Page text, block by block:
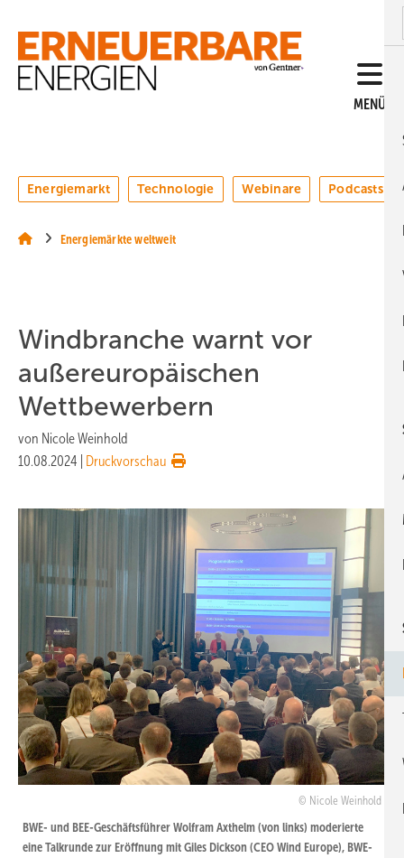
Hauptinhalt
Hauptmenü
SiteSearch
MENÜ
Energiemarkt Technologie Webinare Podcasts
Energiemärkte weltweit
Windbranche warnt vor
außereuropäischen
Wettbewerbern
von Nicole Weinhold
10.08.2024
Druckvorschau
Nicole Weinhold
BWE- und BEE-Geschäftsführer Wolfram Axthelm (von links) moderierte
eine Talkrunde zur Eröffnung mit Giles Dickson (CEO Wind Europe), BWE-